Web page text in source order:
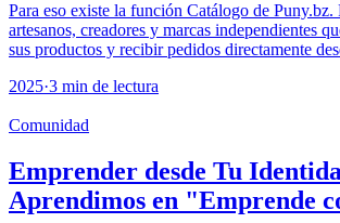
Para eso existe la función Catálogo de Puny.bz.
artesanos, creadores y marcas independientes
sus productos y recibir pedidos directamente
2025·3 min de lectura
Comunidad
Emprender desde Tu
Aprendimos en "Emprende